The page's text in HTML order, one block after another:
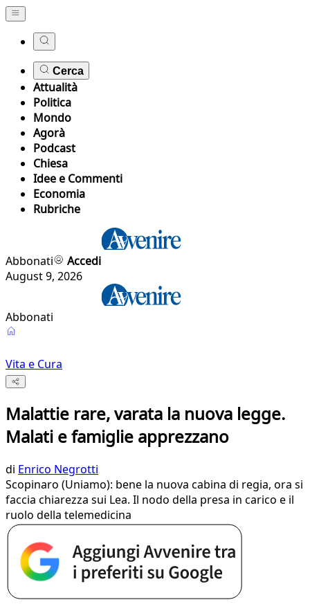
Cerca
Attualità
Politica
Mondo
Agorà
Podcast
Chiesa
Idee e Commenti
Economia
Rubriche
Abbonati
Accedi
August 9, 2026
Abbonati
Vita e Cura
Malattie rare, varata la nuova legge.
Malati e famiglie apprezzano
di Enrico Negrotti
Scopinaro (Uniamo): bene la nuova cabina di regia, ora si
faccia chiarezza sui Lea. Il nodo della presa in carico e il
ruolo della telemedicina